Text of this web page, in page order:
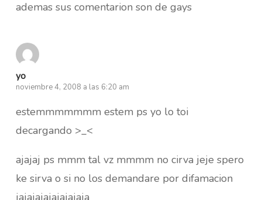
ademas sus comentarion son de gays
yo
noviembre 4, 2008 a las 6:20 am
estemmmmmmm estem ps yo lo toi
decargando >_<
ajajaj ps mmm tal vz mmmm no cirva jeje spero
ke sirva o si no los demandare por difamacion
jajajajajajajajaja